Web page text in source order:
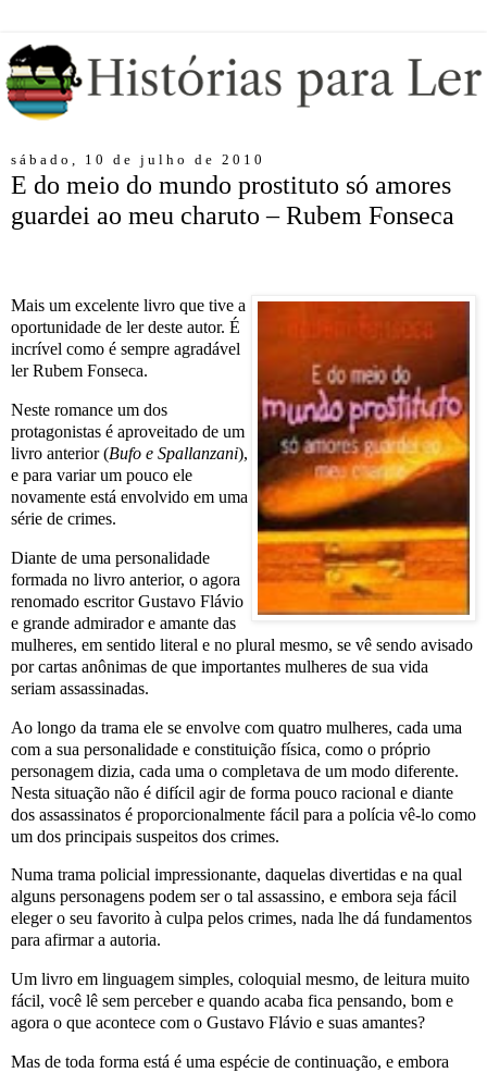
sábado, 10 de julho de 2010
E do meio do mundo prostituto só amores
guardei ao meu charuto – Rubem Fonseca
Mais um excelente livro que tive a
oportunidade de ler deste autor. É
incrível como é sempre agradável
ler Rubem Fonseca.
Neste romance um dos
protagonistas é aproveitado de um
livro anterior (Bufo e Spallanzani),
e para variar um pouco ele
novamente está envolvido em uma
série de crimes.
Diante de uma personalidade
formada no livro anterior, o agora
renomado escritor Gustavo Flávio
e grande admirador e amante das
mulheres, em sentido literal e no plural mesmo, se vê sendo avisado
por cartas anônimas de que importantes mulheres de sua vida
seriam assassinadas.
Ao longo da trama ele se envolve com quatro mulheres, cada uma
com a sua personalidade e constituição física, como o próprio
personagem dizia, cada uma o completava de um modo diferente.
Nesta situação não é difícil agir de forma pouco racional e diante
dos assassinatos é proporcionalmente fácil para a polícia vê-lo como
um dos principais suspeitos dos crimes.
Numa trama policial impressionante, daquelas divertidas e na qual
alguns personagens podem ser o tal assassino, e embora seja fácil
eleger o seu favorito à culpa pelos crimes, nada lhe dá fundamentos
para afirmar a autoria.
Um livro em linguagem simples, coloquial mesmo, de leitura muito
fácil, você lê sem perceber e quando acaba fica pensando, bom e
agora o que acontece com o Gustavo Flávio e suas amantes?
Mas de toda forma está é uma espécie de continuação, e embora